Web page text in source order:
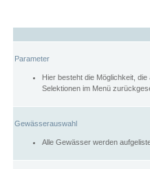
Parameter
Hier besteht die Möglichkeit,
Selektionen im Menü
Gewässerauswahl
Alle Gewässer werden